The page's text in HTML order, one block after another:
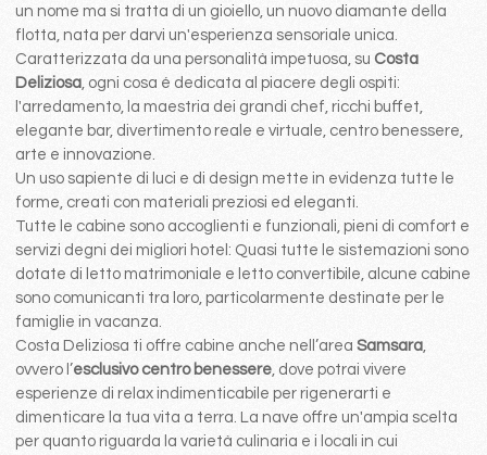
un nome ma si tratta di un gioiello, un nuovo diamante della
flotta, nata per darvi un'esperienza sensoriale unica.
Caratterizzata da una personalità impetuosa, su Costa
Deliziosa, ogni cosa é dedicata al piacere degli ospiti:
l'arredamento, la maestria dei grandi chef, ricchi buffet,
elegante bar, divertimento reale e virtuale, centro benessere,
arte e innovazione.
Un uso sapiente di luci e di design mette in evidenza tutte le
forme, creati con materiali preziosi ed eleganti.
Tutte le cabine sono accoglienti e funzionali, pieni di comfort e
servizi degni dei migliori hotel: Quasi tutte le sistemazioni sono
dotate di letto matrimoniale e letto convertibile, alcune cabine
sono comunicanti tra loro, particolarmente destinate per le
famiglie in vacanza.
Costa Deliziosa ti offre cabine anche nell’area Samsara,
ovvero l’esclusivo centro benessere, dove potrai vivere
esperienze di relax indimenticabile per rigenerarti e
dimenticare la tua vita a terra. La nave offre un'ampia scelta
per quanto riguarda la varietà culinaria e i locali in cui